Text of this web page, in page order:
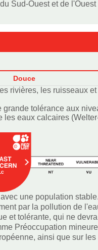
Sud-Ouest et de
Douce
rivières, les ruisseaux
grande tolérance aux
les eaux calcaires
une population
par la pollution de
et tolérante, qui ne
Préoccupation
ainsi que sur